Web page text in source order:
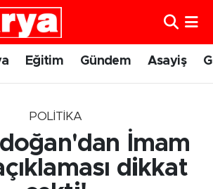
Eğitim Gündem Asayiş
POLITIKA
İmam
dikkat
Eczaneler
Yoğunluk Haritası